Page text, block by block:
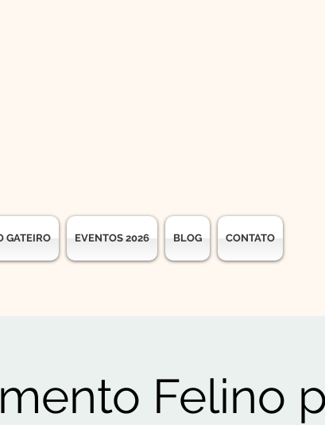
GATEIRO EVENTOS 2026 BLOG CONTATO
Felino